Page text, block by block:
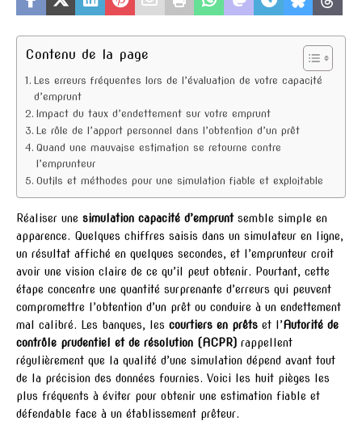
Contenu de la page
Les erreurs fréquentes lors de l’évaluation de votre capacité
d’emprunt
Impact du taux d’endettement sur votre emprunt
Le rôle de l’apport personnel dans l’obtention d’un prêt
Quand une mauvaise estimation se retourne contre
l’emprunteur
Outils et méthodes pour une simulation fiable et exploitable
Réaliser une simulation capacité d’empruntsemble simple en
apparence. Quelques chiffres saisis dans un simulateur en ligne,
un résultat affiché en quelques secondes, et l’emprunteur croit
avoir une vision claire de ce qu’il peut obtenir. Pourtant, cette
étape concentre une quantité surprenante d’erreurs qui peuvent
compromettre l’obtention d’un prêt ou conduire à un endettement
mal calibré. Les banques, les courtiers en prêts et l’Autorité de
contrôle prudentiel et de résolution (ACPR) rappellent
régulièrement que la qualité d’une simulation dépend avant tout
de la précision des données fournies. Voici les huit pièges les
plus fréquents à éviter pour obtenir une estimation fiable et
défendable face à un établissement prêteur.